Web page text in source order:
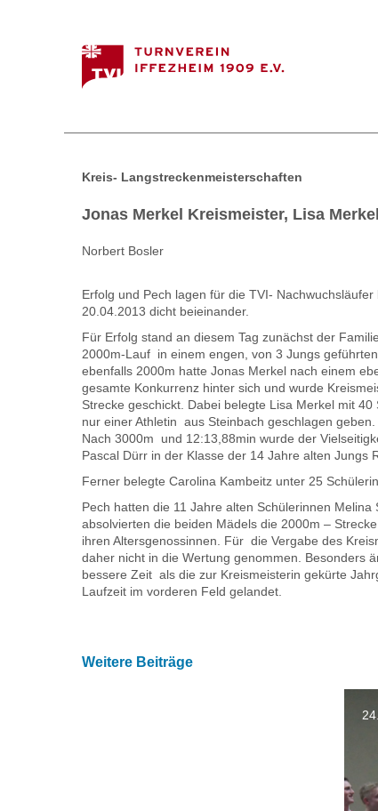
Kreis- Langstreckenmeisterschaften
Jonas Merkel Kreismeister, Lisa
Norbert Bosler
Erfolg und Pech lagen für die TVI-
20.04.2013 dicht beieinander.
Für Erfolg stand an diesem Tag zunächst der
2000m-Lauf in einem engen, von 3 Jungs
ebenfalls 2000m hatte Jonas Merkel nach einem
gesamte Konkurrenz hinter sich und wurde
Strecke geschickt. Dabei belegte Lisa Merkel mit
nur einer Athletin aus Steinbach geschlagen
Nach 3000m und 12:13,88min wurde der
Pascal Dürr in der Klasse der 14 Jahre alten Jungs
Ferner belegte Carolina Kambeitz unter 25
Pech hatten die 11 Jahre alten Schülerinnen
absolvierten die beiden Mädels die 2000m –
ihren Altersgenossinnen. Für die Vergabe des
daher nicht in die Wertung genommen. Besonders
bessere Zeit als die zur Kreismeisterin gekürte
Laufzeit im vorderen Feld gelandet.
Weitere Beiträge